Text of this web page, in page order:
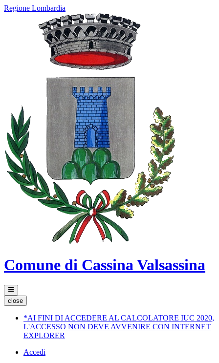
Regione Lombardia
Comune di Cassina Valsassina
close
*AI FINI DI ACCEDERE AL CALCOLATORE IUC 2020,
L'ACCESSO NON DEVE AVVENIRE CON INTERNET
EXPLORER
Accedi